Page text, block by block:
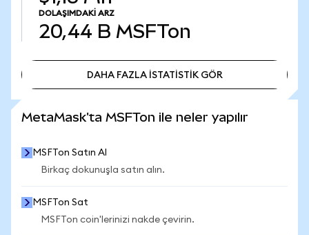
DOLAŞIMDAKI ARZ
20,44 B MSFTon
DAHA FAZLA İSTATİSTİK GÖR
MetaMask'ta MSFTon ile neler yapılır
MSFTon Satın Al
Birkaç dokunuşla satın alın.
MSFTon Sat
MSFTon coin'lerinizi nakde çevirin.